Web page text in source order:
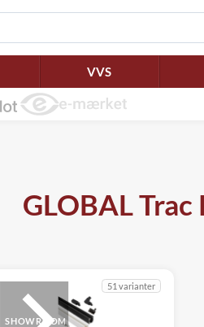
VVS
GLOBAL
51 varianter
SHOWROOM